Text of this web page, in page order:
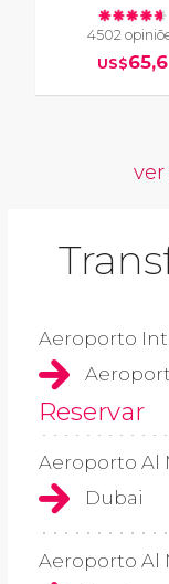
4502
US$65,6
Aeroporto
Reservar
Aeroporto Al
Dubai
Aeroporto Al